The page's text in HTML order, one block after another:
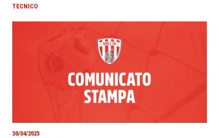
TECNICO
30/04/2025